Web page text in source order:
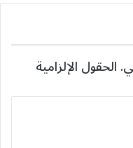
الحقول الإلزامية